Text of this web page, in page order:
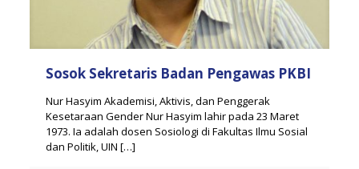
Sosok Sekretaris Badan Pengawas PKBI
Nur Hasyim Akademisi, Aktivis, dan Penggerak
Kesetaraan Gender Nur Hasyim lahir pada 23 Maret
1973. Ia adalah dosen Sosiologi di Fakultas Ilmu Sosial
dan Politik, UIN […]